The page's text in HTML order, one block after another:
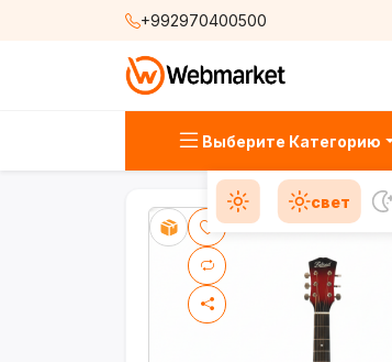
+992970400500
Выберите Категорию
свет